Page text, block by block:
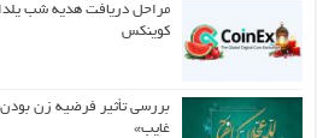
مراحل دریافت هدیه شب
کوینکس
بررسی تأثیر فرضیه زن بودن
غایب»